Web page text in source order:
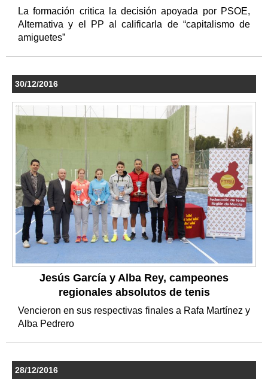
La formación critica la decisión apoyada por PSOE,
Alternativa y el PP al calificarla de “capitalismo de
amiguetes”
30/12/2016
Jesús García y Alba Rey, campeones
regionales absolutos de tenis
Vencieron en sus respectivas finales a Rafa Martínez y
Alba Pedrero
28/12/2016